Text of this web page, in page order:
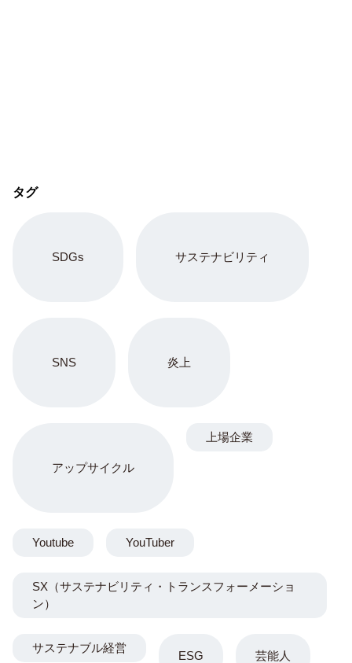
タグ
SDGs サステナビリティ
SNS 炎上
アップサイクル
ESG 芸能人
上場企業
Youtube YouTuber
SX（サステナビリティ・トランスフォーメーショ
ン）
サステナブル経営